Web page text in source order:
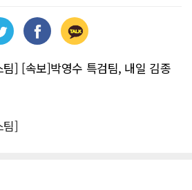
] [속보]박영수 특검팀, 내일 김종
팀]